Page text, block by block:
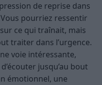
de reprise dans
pourriez ressentir
ce qui traînait, mais
traiter dans l’urgence.
voie intéressante,
jusqu’au bout
émotionnel, une